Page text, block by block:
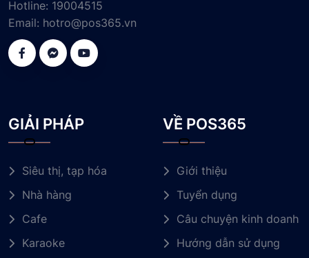
Hotline: 19004515
Email: hotro@pos365.vn
GIẢI PHÁP
Siêu thị, tạp hóa
Nhà hàng
Cafe
Karaoke
VỀ POS365
Giới thiệu
Tuyển dụng
Câu chuyện kinh doanh
Hướng dẫn sử dụng